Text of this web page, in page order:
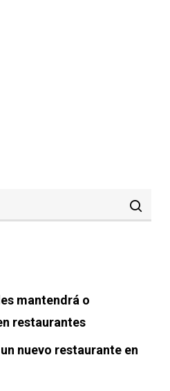
mantendrá o
restaurantes
nuevo restaurante en